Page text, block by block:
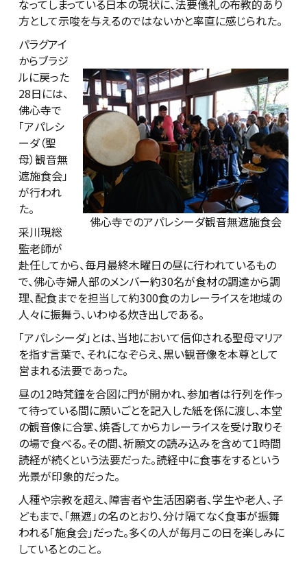
なってしまっている日本の現状に、法要儀礼の布教的あり
方として示唆を与えるのではないかと率直に感じられた。
佛心寺でのアパレシーダ観音無遮施食会
パラグアイ
からブラジ
ルに戻った
28日には、
佛心寺で
「アパレシ
ーダ（聖
母）観音無
遮施食会」
が行われ
た。
采川現総
監老師が
赴任してから、毎月最終木曜日の昼に行われているもの
で、佛心寺婦人部のメンバー約30名が食材の調達から調
理、配食までを担当して約300食のカレーライスを地域の
人々に振舞う、いわゆる炊き出しである。
「アパレシーダ」とは、当地において信仰される聖母マリア
を指す言葉で、それになぞらえ、黒い観音像を本尊として
営まれる法要であった。
昼の12時梵鐘を合図に門が開かれ、参加者は行列を作っ
て待っている間に願いごとを記入した紙を係に渡し、本堂
の観音像に合掌、焼香してからカレーライスを受け取りそ
の場で食べる。その間、祈願文の読み込みを含めて1時間
読経が続くという法要だった。読経中に食事をするという
光景が印象的だった。
人種や宗教を超え、障害者や生活困窮者、学生や老人、子
どもまで、「無遮」の名のとおり、分け隔てなく食事が振舞
われる「施食会」だった。多くの人が毎月この日を楽しみに
しているとのこと。